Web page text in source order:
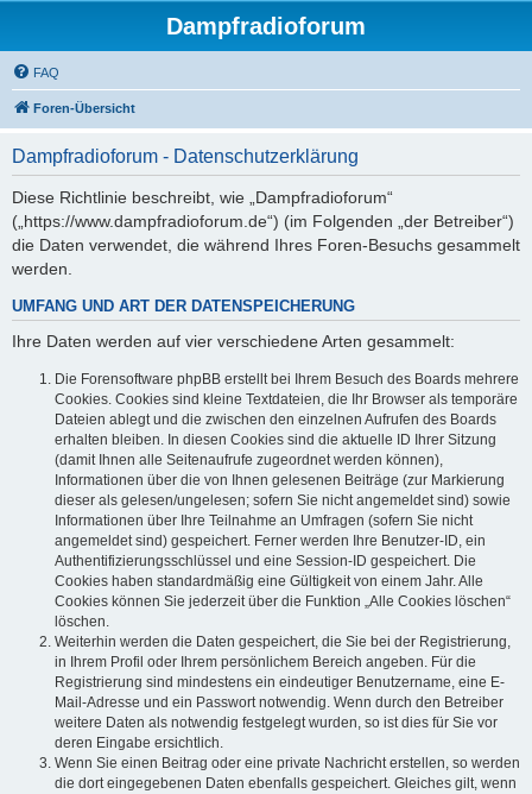
Dampfradioforum
FAQ
Foren-Übersicht
Dampfradioforum - Datenschutzerklärung
Diese Richtlinie beschreibt, wie „Dampfradioforum“
(„https://www.dampfradioforum.de“) (im Folgenden „der Betreiber“)
die Daten verwendet, die während Ihres Foren-Besuchs gesammelt
werden.
UMFANG UND ART DER DATENSPEICHERUNG
Ihre Daten werden auf vier verschiedene Arten gesammelt:
Die Forensoftware phpBB erstellt bei Ihrem Besuch des Boards mehrere
Cookies. Cookies sind kleine Textdateien, die Ihr Browser als temporäre
Dateien ablegt und die zwischen den einzelnen Aufrufen des Boards
erhalten bleiben. In diesen Cookies sind die aktuelle ID Ihrer Sitzung
(damit Ihnen alle Seitenaufrufe zugeordnet werden können),
Informationen über die von Ihnen gelesenen Beiträge (zur Markierung
dieser als gelesen/ungelesen; sofern Sie nicht angemeldet sind) sowie
Informationen über Ihre Teilnahme an Umfragen (sofern Sie nicht
angemeldet sind) gespeichert. Ferner werden Ihre Benutzer-ID, ein
Authentifizierungsschlüssel und eine Session-ID gespeichert. Die
Cookies haben standardmäßig eine Gültigkeit von einem Jahr. Alle
Cookies können Sie jederzeit über die Funktion „Alle Cookies löschen“
löschen.
Weiterhin werden die Daten gespeichert, die Sie bei der Registrierung,
in Ihrem Profil oder Ihrem persönlichem Bereich angeben. Für die
Registrierung sind mindestens ein eindeutiger Benutzername, eine E-
Mail-Adresse und ein Passwort notwendig. Wenn durch den Betreiber
weitere Daten als notwendig festgelegt wurden, so ist dies für Sie vor
deren Eingabe ersichtlich.
Wenn Sie einen Beitrag oder eine private Nachricht erstellen, so werden
die dort eingegebenen Daten ebenfalls gespeichert. Gleiches gilt, wenn